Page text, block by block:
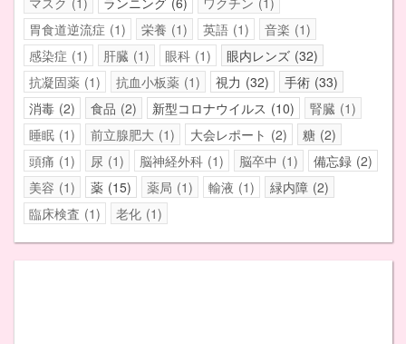
胃食道逆流症 1 栄養 1 英語 1 音楽 1
感染症 1 肝臓 1 眼科 1 眼内レンズ 32
抗凝固薬 1 抗血小板薬 1 視力 32 手術 33
消毒 2 食品 2 新型コロナウイルス 10 腎臓 1
睡眠 1 前立腺肥大 1 大会レポート 2 糖 2
頭痛 1 尿 1 脳神経外科 1 脳卒中 1 備忘録 2
美容 1 薬 15 薬局 1 輸液 1 緑内障 2
臨床検査 1 老化 1